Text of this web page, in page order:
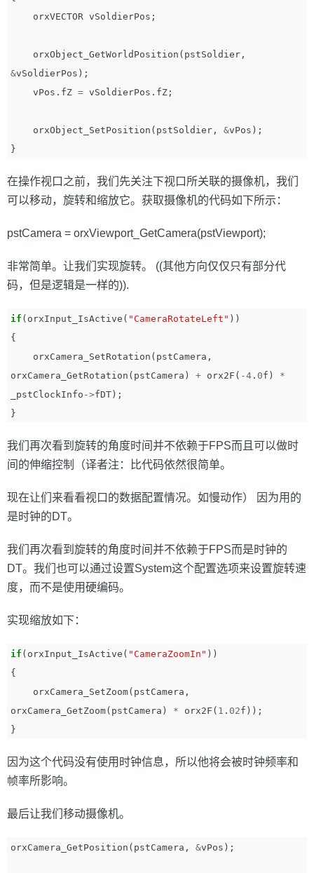
orxVECTOR vSoldierPos ;
orxObject_GetWorldPosition ( pstSoldier ,
&vSoldierPos );
vPos . fZ = vSoldierPos . fZ ;
orxObject_SetPosition ( pstSoldier , &vPos );
}
在操作视口之前，我们先关注下视口所关联的摄像机，我们
可以移动，旋转和缩放它。获取摄像机的代码如下所示：
pstCamera = orxViewport_GetCamera(pstViewport);
非常简单。让我们实现旋转。 ((其他方向仅仅只有部分代
码，但是逻辑是一样的)).
if ( orxInput_IsActive ( "CameraRotateLeft" ))
{
orxCamera_SetRotation ( pstCamera ,
orxCamera_GetRotation ( pstCamera ) + orx2F ( -4 . 0f )
*
_pstClockInfo ->fDT );
}
我们再次看到旋转的角度时间并不依赖于FPS而且可以做时
间的伸缩控制（译者注：比代码依然很简单。
现在让们来看看视口的数据配置情况。如慢动作） 因为用的
是时钟的DT。
我们再次看到旋转的角度时间并不依赖于FPS而是时钟的
DT。我们也可以通过设置System这个配置选项来设置旋转速
度，而不是使用硬编码。
实现缩放如下：
if ( orxInput_IsActive ( "CameraZoomIn" ))
{
orxCamera_SetZoom( pstCamera ,
orxCamera_GetZoom( pstCamera ) * orx2F ( 1 . 02f ));
}
因为这个代码没有使用时钟信息，所以他将会被时钟频率和
帧率所影响。
最后让我们移动摄像机。
orxCamera_GetPosition ( pstCamera , &vPos );